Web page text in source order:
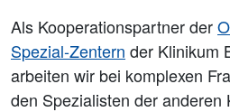
Als Kooperationspartner der
Spezial-Zentern der Klinikum
arbeiten wir bei komplexen
den Spezialisten der anderen